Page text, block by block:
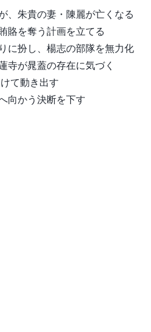
、朱貴の妻・陳麗が亡くなる
賂を奪う計画を立てる
に扮し、楊志の部隊を無力化
が晁蓋の存在に気づく
て動き出す
向かう決断を下す